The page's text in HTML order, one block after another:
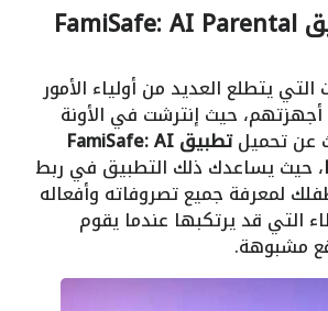
لمحة عن تطبيق FamiSafe: AI Parental
يتطلع العديد من أولياء الأمور
حيث إنترشت في الأونة
عن تحميل تطبيق FamiSafe: AI
، حيث يساعدك ذلك التطبيق في ربط
لمعرفة جميع تصروفاته وأفعاله
التي قد يرتكبها عندما يقوم
مشبوهة.